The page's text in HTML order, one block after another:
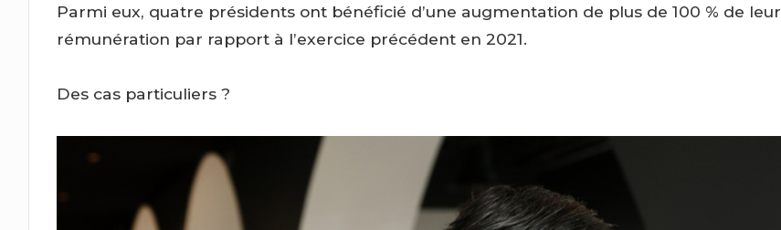
Parmi eux, quatre présidents ont bénéficié d’une augmentation de plus de 100 % de leur
rémunération par rapport à l’exercice précédent en 2021.
Des cas particuliers ?